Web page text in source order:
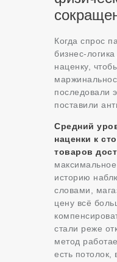
Когда спрос
бизнес-
наценку,
последовали
поставили
Средний
наценки к
товаров
историю
словами,
цену всё
стали реже
метод
есть потолок,